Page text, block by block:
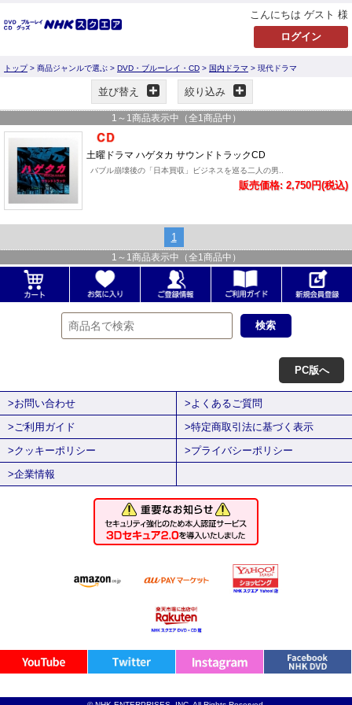
こんにちは ゲスト 様
トップ> 商品ジャンルで選ぶ > DVD・ブルーレイ・CD > 国内ドラマ > 現代ドラマ
並び替え 絞り込み
1 ～ 1 商品表示中（全1 商品中）
土曜ドラマ ハゲタカ サウンドトラックCD
バブル崩壊後の「日本買収」ビジネスを巡る二人の男..
販売価格: 2,750円(税込)
1
1 ～ 1 商品表示中（全1 商品中）
PC版へ
>お問い合わせ
>よくあるご質問
>ご利用ガイド
>特定商取引法に基づく表示
>クッキーポリシー
>プライバシーポリシー
>企業情報